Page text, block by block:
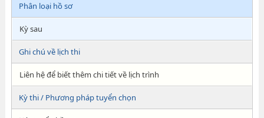
Phân loại hồ sơ
Kỳ sau
Ghi chú về lịch thi
Liên hệ để biết thêm chi tiết về lịch trình
Kỳ thi / Phương pháp tuyển chọn